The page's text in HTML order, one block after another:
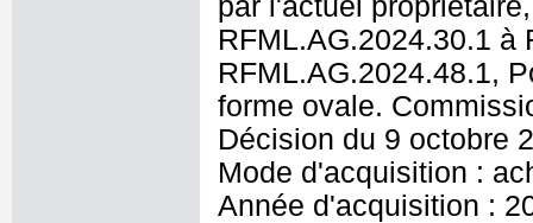
par l'actuel
RFML.AG.2024.30.1 à
RFML.AG.2024.48.1,
forme ovale.
Décision du 9 octobre
Mode d'acquisition :
Année d'acquisition :